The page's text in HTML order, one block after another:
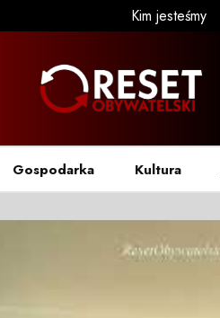
Kim jesteśmy
Gospodarka Kultura